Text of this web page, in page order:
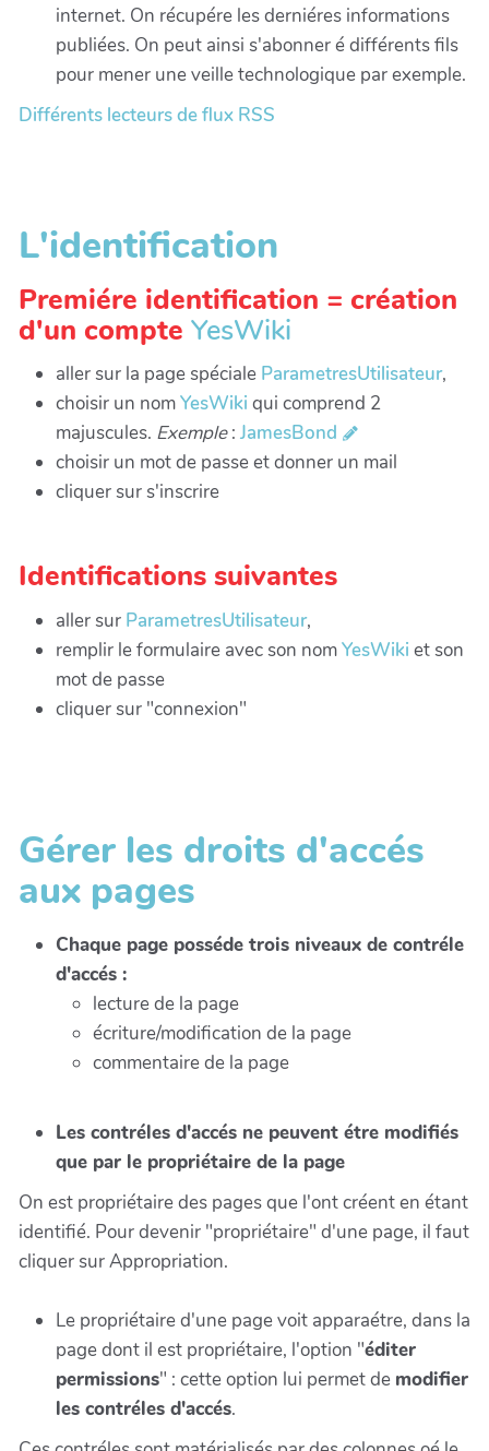
internet. On récupére les derniéres informations
publiées. On peut ainsi s'abonner é différents fils
pour mener une veille technologique par exemple.
Différents lecteurs de flux RSS
L'identification
Premiére identification = création
d'un compte YesWiki
aller sur la page spéciale ParametresUtilisateur,
choisir un nomYesWiki qui comprend 2
majuscules. Exemple: JamesBond
choisir un mot de passe et donner un mail
cliquer sur s'inscrire
Identifications suivantes
aller sur ParametresUtilisateur,
remplir le formulaire avec son nomYesWiki et son
mot de passe
cliquer sur "connexion"
Gérer les droits d'accés
aux pages
Chaque page posséde trois niveaux de contréle
d'accés :
lecture de la page
écriture/modification de la page
commentaire de la page
Les contréles d'accés ne peuvent étre modifiés
que par le propriétaire de la page
On est propriétaire des pages que l'ont créent en étant
identifié. Pour devenir "propriétaire" d'une page, il faut
cliquer sur Appropriation.
Le propriétaire d'une page voit apparaétre, dans la
page dont il est propriétaire, l'option "éditer
permissions" : cette option lui permet de modifier
les contréles d'accés.